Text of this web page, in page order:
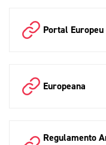
Portal
Europeana
Regulamento